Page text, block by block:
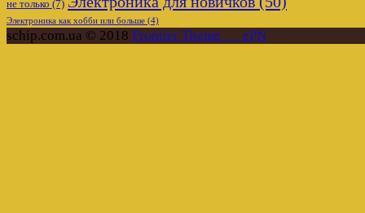
не только (7)
Электроника как хобби или больше (4)
schip.com.ua © 2018 Frontier Theme___ePN